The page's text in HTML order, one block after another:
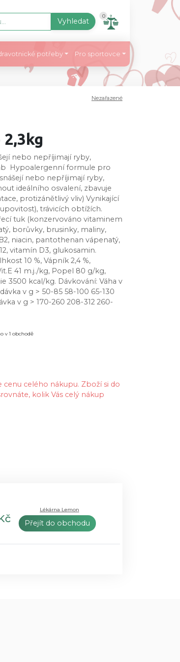
Vyhledat
0
potřeby Pro sportovce
Nezařazené
nebo nepříjimají ryby,
Hypoalergenní formule pro
nebo nepříjimají ryby,
ideálního osvalení, zbavuje
protizánětlivý vliv) Vynikající
trávicích obtížích.
tuk (konzervováno vitaminem
borůvky, brusinky, maliny,
niacin, pantothenan vápenatý,
vitamín D3, glukosamin.
10 %, Vápník 2,4 %,
41 m.j./kg, Popel 80 g/kg,
3500 kcal/kg. Dávkování: Váha v
v g > 50-85 58-100 65-130
v g > 170-260 208-312 260-
v 1 obchodě
cenu celého nákupu. Zboží si do
kolik Vás celý nákup
Lékárna Lemon
Přejít do obchodu